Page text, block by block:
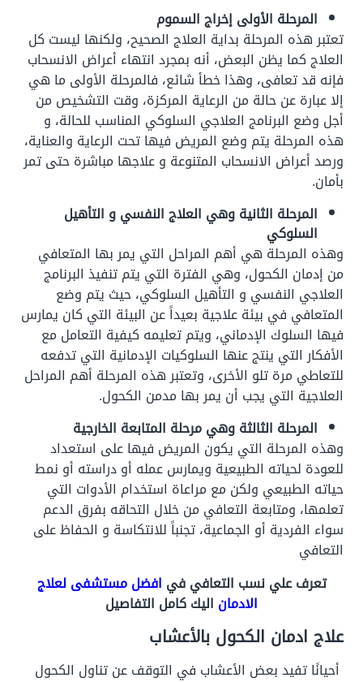
المرحلة الأولى إخراج السموم
تعتبر هذه المرحلة بداية العلاج الصحيح، ولكنها ليست كل
العلاج كما يظن البعض، أنه بمجرد انتهاء أعراض الانسحاب
فإنه قد تعافى، وهذا خطأ شائع، فالمرحلة الأولى ما هي
إلا عبارة عن حالة من الرعاية المركزة، وقت التشخيص من
أجل وضع البرنامج العلاجي السلوكي المناسب للحالة، و
هذه المرحلة يتم وضع المريض فيها تحت الرعاية والعناية،
ورصد أعراض الانسحاب المتنوعة و علاجها مباشرة حتى تمر
بأمان.
المرحلة الثانية وهي العلاج النفسي و التأهيل
السلوكي
وهذه المرحلة هي أهم المراحل التي يمر بها المتعافي
من إدمان الكحول، وهي الفترة التي يتم تنفيذ البرنامج
العلاجي النفسي و التأهيل السلوكي، حيث يتم وضع
المتعافي في بيئة علاجية بعيداً عن البيئة التي كان يمارس
فيها السلوك الإدماني، ويتم تعليمه كيفية التعامل مع
الأفكار التي ينتج عنها السلوكيات الإدمانية التي تدفعه
للتعاطي مرة تلو الأخرى، وتعتبر هذه المرحلة أهم المراحل
العلاجية التي يجب أن يمر بها مدمن الكحول.
المرحلة الثالثة وهي مرحلة المتابعة الخارجية
وهذه المرحلة التي يكون المريض فيها على استعداد
للعودة لحياته الطبيعية ويمارس عمله أو دراسته أو نمط
حياته الطبيعي ولكن مع مراعاة استخدام الأدوات التي
تعلمها، ومتابعة التعافي من خلال التحاقه بفرق الدعم
سواء الفردية أو الجماعية، تجنباً للانتكاسة و الحفاظ على
التعافي
تعرف علي نسب التعافي في افضل مستشفى لعلاج
الادمان اليك كامل التفاصيل
علاج ادمان الكحول بالأعشاب
أحيانًا تفيد بعض الأعشاب في التوقف عن تناول الكحول